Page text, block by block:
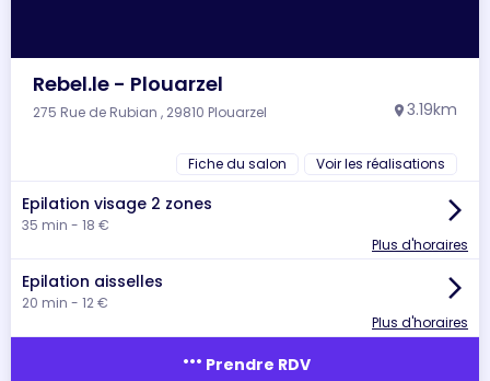
Rebel.le - Plouarzel
275 Rue de Rubian , 29810 Plouarzel location_on 3.19km
Fiche du salon Voir les réalisations
Epilation visage 2 zones
35 min - 18 €
arrow_forward_ios
Plus d'horaires
Epilation aisselles
20 min - 12 €
arrow_forward_ios
Plus d'horaires
more_horiz Prendre RDV